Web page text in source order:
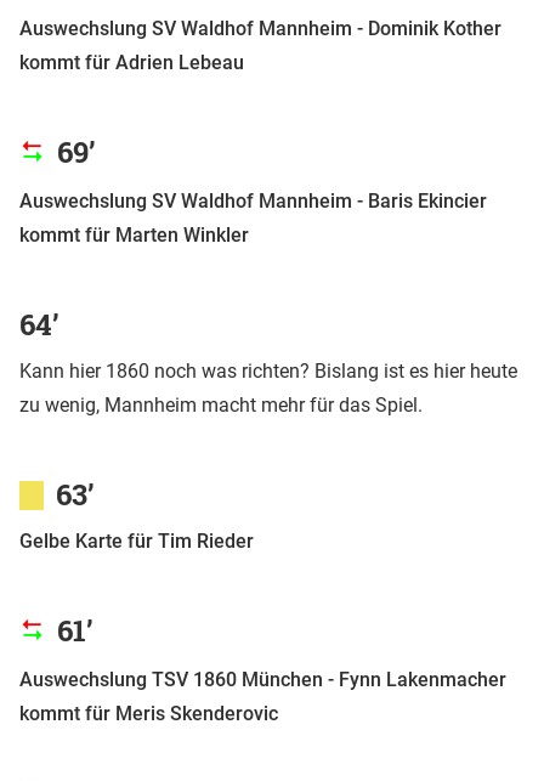
Auswechslung SV Waldhof Mannheim - Dominik Kother
kommt für Adrien Lebeau
69’
Auswechslung SV Waldhof Mannheim - Baris Ekincier
kommt für Marten Winkler
64’
Kann hier 1860 noch was richten? Bislang ist es hier heute
zu wenig, Mannheim macht mehr für das Spiel.
63’
Gelbe Karte für Tim Rieder
61’
Auswechslung TSV 1860 München - Fynn Lakenmacher
kommt für Meris Skenderovic